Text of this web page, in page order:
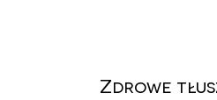
Zdrowe